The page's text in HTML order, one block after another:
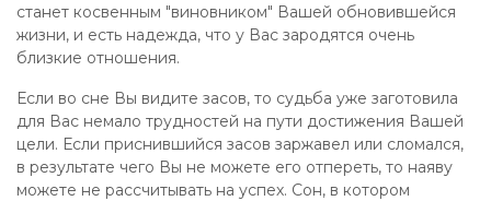
станет косвенным "виновником" Вашей обновившейся
жизни, и есть надежда, что у Вас зародятся очень
близкие отношения.
Если во сне Вы видите засов, то судьба уже заготовила
для Вас немало трудностей на пути достижения Вашей
цели. Если приснившийся засов заржавел или сломался,
в результате чего Вы не можете его отпереть, то наяву
можете не рассчитывать на успех. Сон, в котором